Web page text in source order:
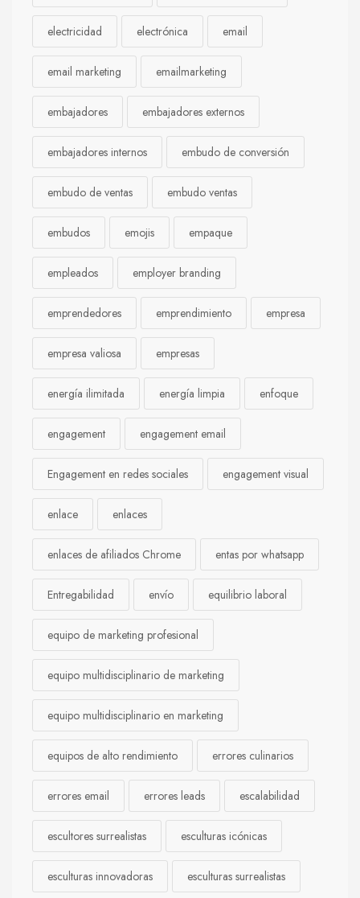
electricidad electrónica email
email marketing emailmarketing
embajadores embajadores externos
embajadores internos embudo de conversión
embudo de ventas embudo ventas
embudos emojis empaque
empleados employer branding
emprendedores emprendimiento empresa
empresa valiosa empresas
energía ilimitada energía limpia enfoque
engagement engagement email
Engagement en redes sociales engagement visual
enlace enlaces
enlaces de afiliados Chrome entas por whatsapp
Entregabilidad envío equilibrio laboral
equipo de marketing profesional
equipo multidisciplinario de marketing
equipo multidisciplinario en marketing
equipos de alto rendimiento errores culinarios
errores email errores leads escalabilidad
escultores surrealistas esculturas icónicas
esculturas innovadoras esculturas surrealistas